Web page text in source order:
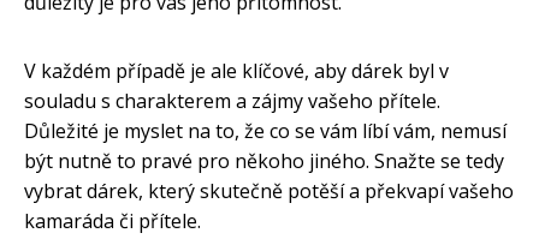
V každém případě je ale klíčové, aby dárek byl v
souladu s charakterem a zájmy vašeho přítele.
Důležité je myslet na to, že co se vám líbí vám, nemusí
být nutně to pravé pro někoho jiného. Snažte se tedy
vybrat dárek, který skutečně potěší a překvapí vašeho
kamaráda či přítele.